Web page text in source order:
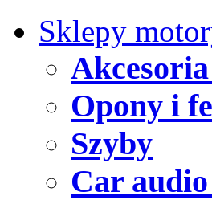
Sklepy
Opony i
Szyby
Car